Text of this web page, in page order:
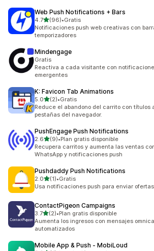
Web Push Notifications + Bars
4.7de 5 estrellas
(96)
96 reseñas en total
•Gratis
Notificaciones push web creativas con
temporizadores
Mindengage
Gratis
Reactiva a cada visitante con
emergentes
K: Favicon Tab Animations
5.0de 5 estrellas
(2)
2 reseñas en total
•Gratis
Reduce el abandono del carrito con títulos
pestañas del navegador.
PushEngage Push Notifications
2.6de 5 estrellas
(9)
9 reseñas en total
•Plan gratis disponible
Recupera carritos y aumenta las ventas
WhatsApp y notificaciones push
Pushdaddy Push Notifications
2.0de 5 estrellas
(1)
1 reseñas en total
•Gratis
Usa notificaciones push para enviar
ContactPigeon Campaigns
3.7de 5 estrellas
(2)
2 reseñas en total
•Plan gratis disponible
Aumenta los ingresos con mensajes
automatizados
Mobile App & Push ‑ MobiLoud